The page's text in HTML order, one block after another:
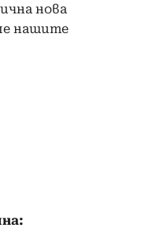
нова
нашите